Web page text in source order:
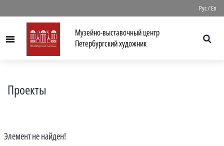
Рус/En
Menu
Музейно-выставочный центр
Петербургский художник
Проекты
Элемент не найден!